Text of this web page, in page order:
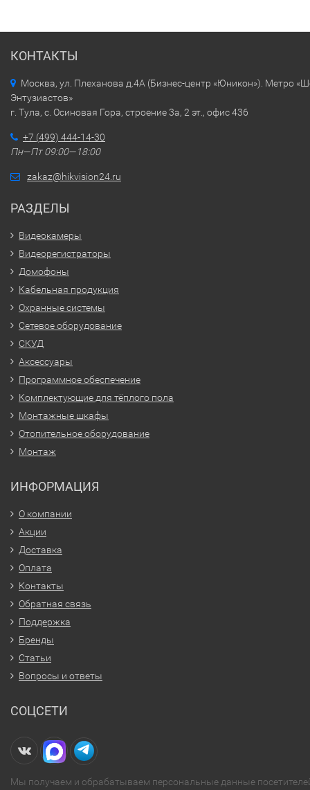
КОНТАКТЫ
Москва, ул. Плеханова д.4А (Бизнес-центр «Юникон»). Метро
Энтузиастов»
г. Тула, с. Осиновая Гора, строение 3а, 2 эт., офис 436
+7 (499) 444-14-30
Пн—Пт 09:00—18:00
zakaz@hikvision24.ru
РАЗДЕЛЫ
Видеокамеры
Видеорегистраторы
Домофоны
Кабельная продукция
Охранные системы
Сетевое оборудование
СКУД
Аксессуары
Программное обеспечение
Комплектующие для тёплого пола
Монтажные шкафы
Отопительное оборудование
Монтаж
ИНФОРМАЦИЯ
О компании
Акции
Доставка
Оплата
Контакты
Обратная связь
Поддержка
Бренды
Статьи
Вопросы и ответы
СОЦСЕТИ
Мы получаем и обрабатываем персональные данные